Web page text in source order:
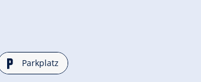
🐈Parkplatz